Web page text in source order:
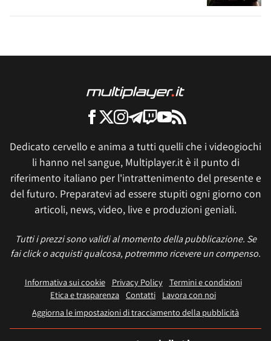
Dedicato cervello e anima a tutti quelli che i videogiochi
li hanno nel sangue, Multiplayer.it è il punto di
riferimento italiano per l'intrattenimento del presente e
del futuro. Preparatevi ad essere stupiti ogni giorno con
articoli, news, video, live e produzioni geniali.
Tutti i prezzi sono validi al momento della pubblicazione. Se
fai click o acquisti qualcosa, potremmo ricevere un compenso.
Informativa sui cookie Privacy Policy
Termini e condizioni
Etica e trasparenza Contatti
Lavora con noi
Aggiorna le impostazioni di tracciamento della pubblicità